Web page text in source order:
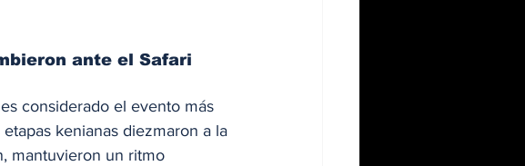
ante el Safari
considerado el evento más
kenianas diezmaron a la
mantuvieron un ritmo